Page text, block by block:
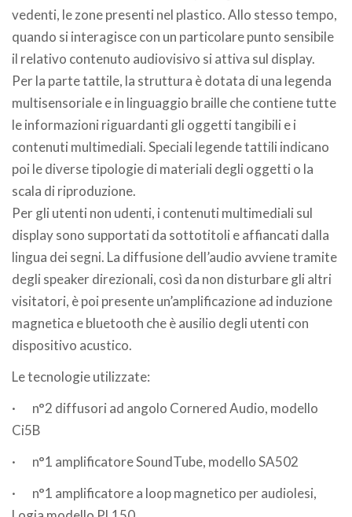
vedenti, le zone presenti nel plastico. Allo stesso tempo,
quando si interagisce con un particolare punto sensibile
il relativo contenuto audiovisivo si attiva sul display.
Per la parte tattile, la struttura è dotata di una legenda
multisensoriale e in linguaggio braille che contiene tutte
le informazioni riguardanti gli oggetti tangibili e i
contenuti multimediali. Speciali legende tattili indicano
poi le diverse tipologie di materiali degli oggetti o la
scala di riproduzione.
Per gli utenti non udenti, i contenuti multimediali sul
display sono supportati da sottotitoli e affiancati dalla
lingua dei segni. La diffusione dell’audio avviene tramite
degli speaker direzionali, così da non disturbare gli altri
visitatori, è poi presente un’amplificazione ad induzione
magnetica e bluetooth che è ausilio degli utenti con
dispositivo acustico.
Le tecnologie utilizzate:
·
n°2 diffusori ad angolo Cornered Audio, modello
Ci5B
·
n°1 amplificatore SoundTube, modello SA502
·
n°1 amplificatore a loop magnetico per audiolesi,